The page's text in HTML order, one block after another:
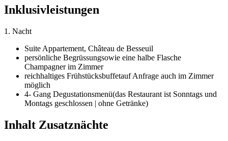
Inklusivleistungen
1. Nacht
Suite Appartement, Château de Besseuil
persönliche Begrüssungsowie eine halbe Flasche
Champagner im Zimmer
reichhaltiges Frühstücksbuffetauf Anfrage auch im Zimmer
möglich
4- Gang Degustationsmenü(das Restaurant ist Sonntags und
Montags geschlossen | ohne Getränke)
Inhalt Zusatznächte